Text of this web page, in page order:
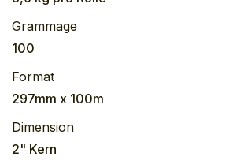
Grammage
100
Format
297mm x 100m
Dimension
2" Kern